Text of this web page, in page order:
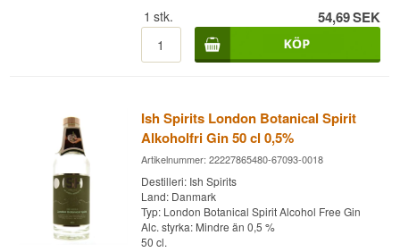
1 stk. 54,69SEK
Ish Spirits London Botanical Spirit
Alkoholfri Gin 50 cl 0,5%
Artikelnummer: 22227865480-67093-0018
Destilleri: Ish Spirits
Land: Danmark
Typ: London Botanical Spirit Alcohol Free Gin
Alc. styrka: Mindre än 0,5 %
50 cl.